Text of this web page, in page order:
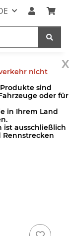
x
nicht
sind
oder für
in Ihrem Land
ist ausschließlich